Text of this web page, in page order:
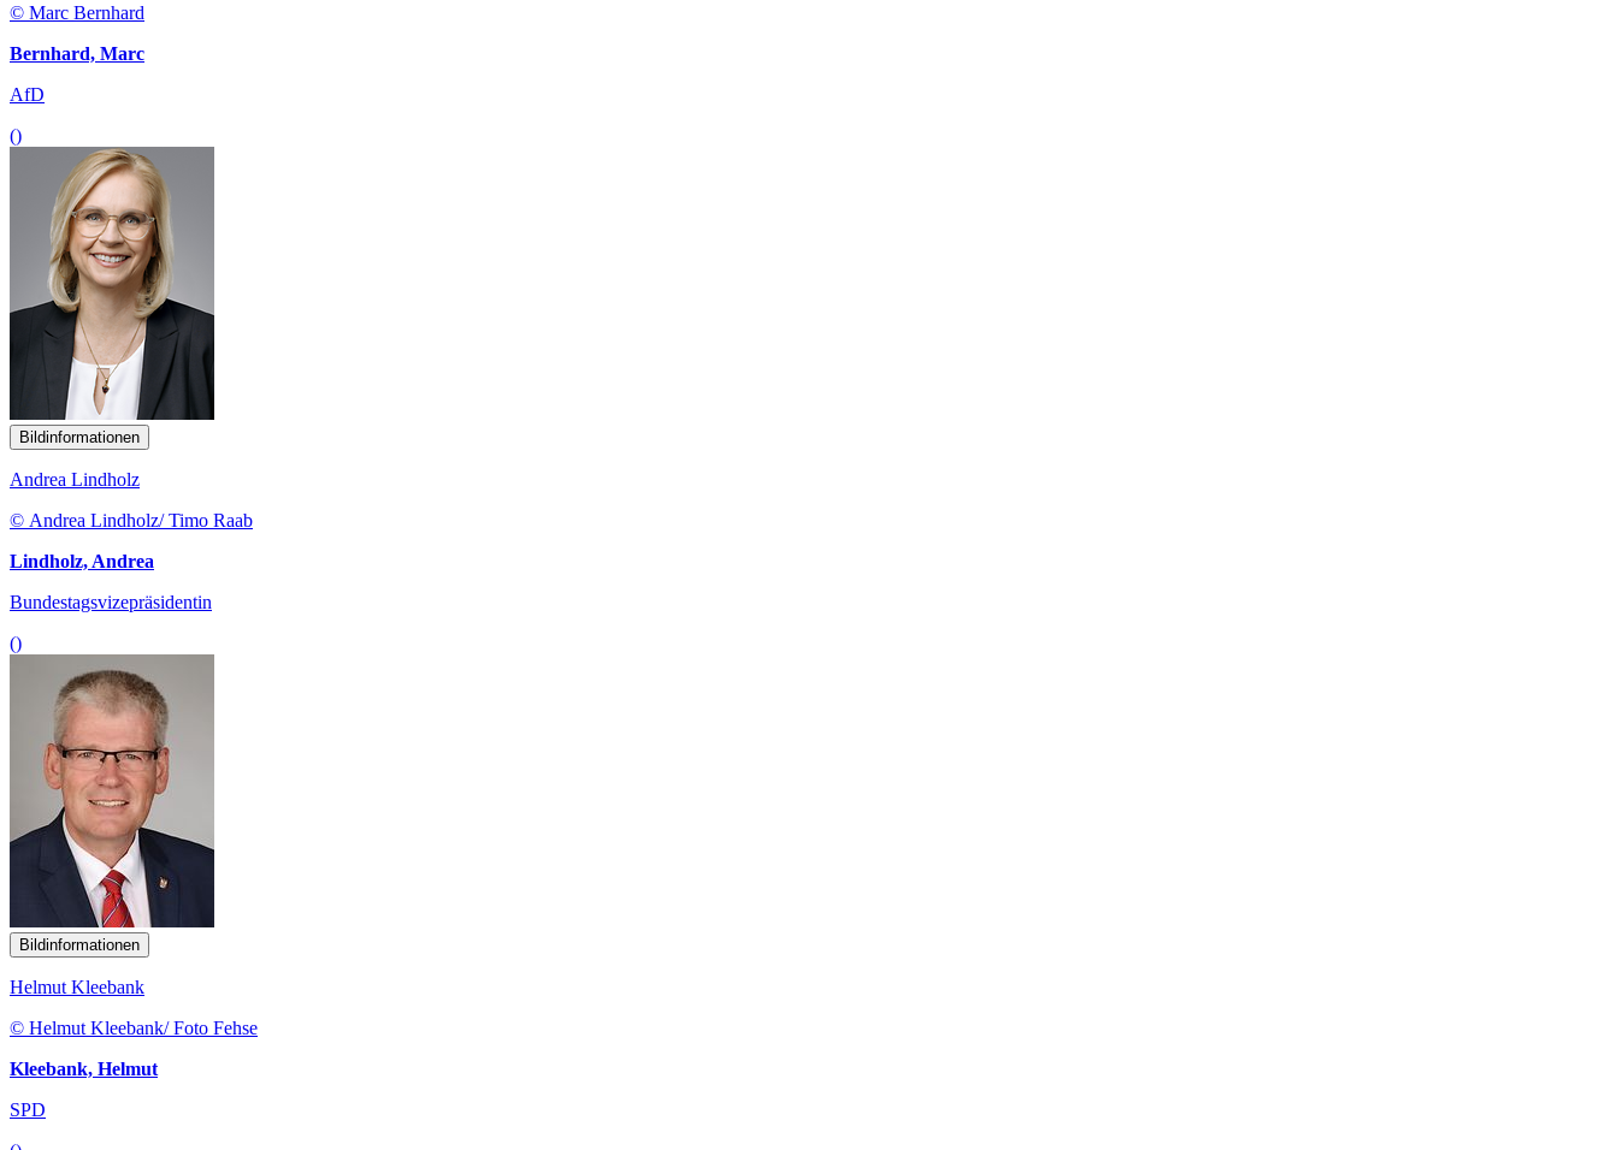
© Marc Bernhard
Bernhard, Marc
AfD
()
Bildinformationen
Andrea Lindholz
© Andrea Lindholz/ Timo Raab
Lindholz, Andrea
Bundestagsvizepräsidentin
()
Bildinformationen
Helmut Kleebank
© Helmut Kleebank/ Foto Fehse
Kleebank, Helmut
SPD